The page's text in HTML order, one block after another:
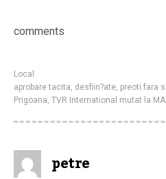
comments
Local
aprobare tacita, desfiin?ate, preoti fara
Prigoana, TVR International mutat la
petre